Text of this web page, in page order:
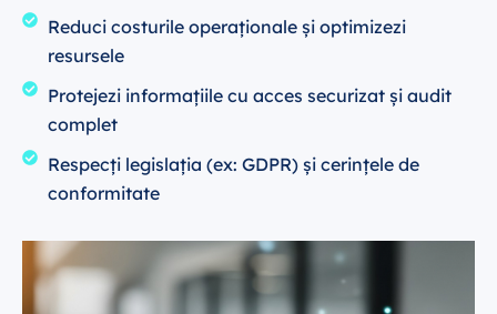
Reduci costurile operaționale și optimizezi
resursele
Protejezi informațiile cu acces securizat și audit
complet
Respecți legislația (ex: GDPR) și cerințele de
conformitate